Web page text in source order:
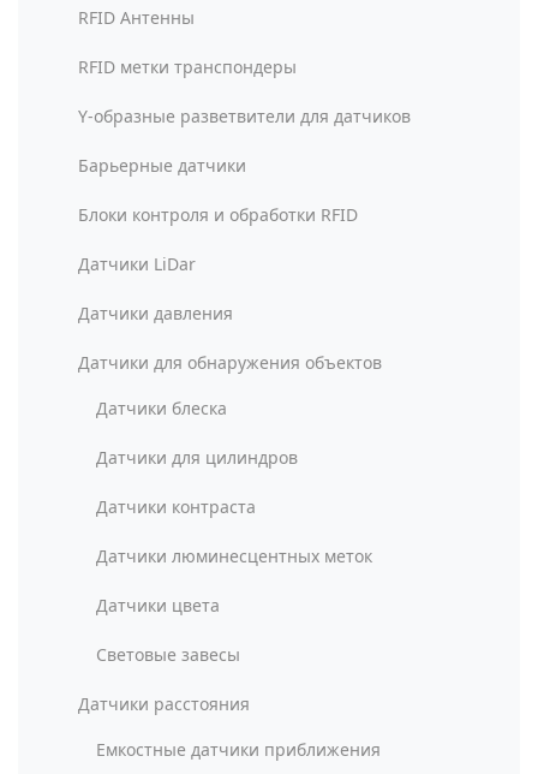
RFID Антенны
RFID метки транспондеры
Y-образные разветвители для датчиков
Барьерные датчики
Блоки контроля и обработки RFID
Датчики LiDar
Датчики давления
Датчики для обнаружения объектов
Датчики блеска
Датчики для цилиндров
Датчики контраста
Датчики люминесцентных меток
Датчики цвета
Световые завесы
Датчики расстояния
Емкостные датчики приближения